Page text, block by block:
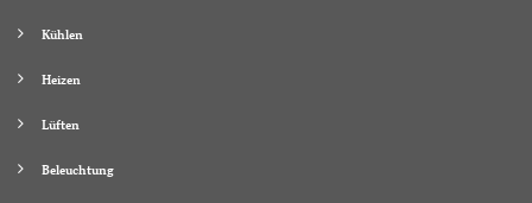
Kühlen
Heizen
Lüften
Beleuchtung